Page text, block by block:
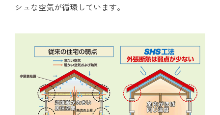
シュな空気が循環しています。